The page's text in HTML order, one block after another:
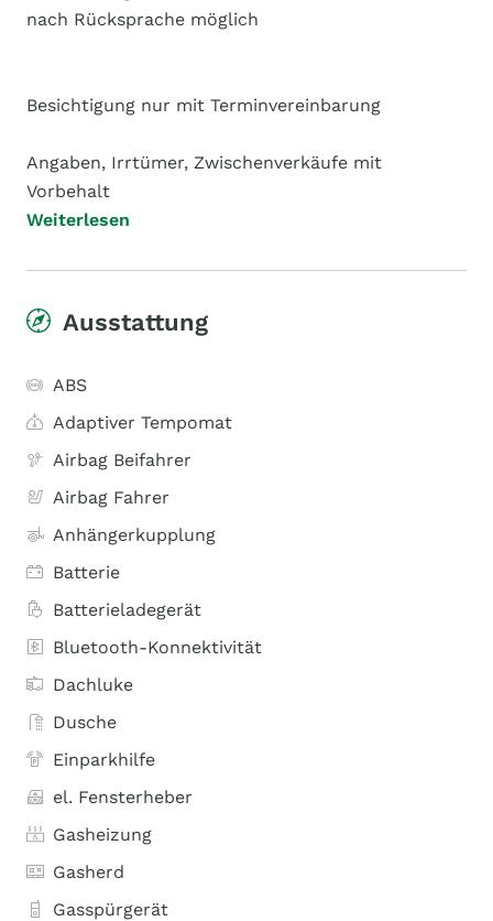
nach Rücksprache möglich
Besichtigung nur mit Terminvereinbarung
Angaben, Irrtümer, Zwischenverkäufe mit
Vorbehalt
Weiterlesen
Ausstattung
ABS
Adaptiver Tempomat
Airbag Beifahrer
Airbag Fahrer
Anhängerkupplung
Batterie
Batterieladegerät
Bluetooth-Konnektivität
Dachluke
Dusche
Einparkhilfe
el. Fensterheber
Gasheizung
Gasherd
Gasspürgerät